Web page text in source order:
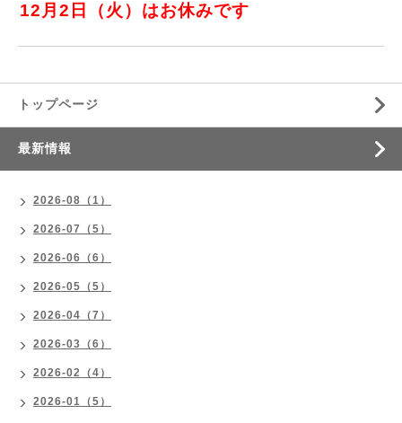
12月2日（火）はお休みです
トップページ
最新情報
2026-08（1）
2026-07（5）
2026-06（6）
2026-05（5）
2026-04（7）
2026-03（6）
2026-02（4）
2026-01（5）